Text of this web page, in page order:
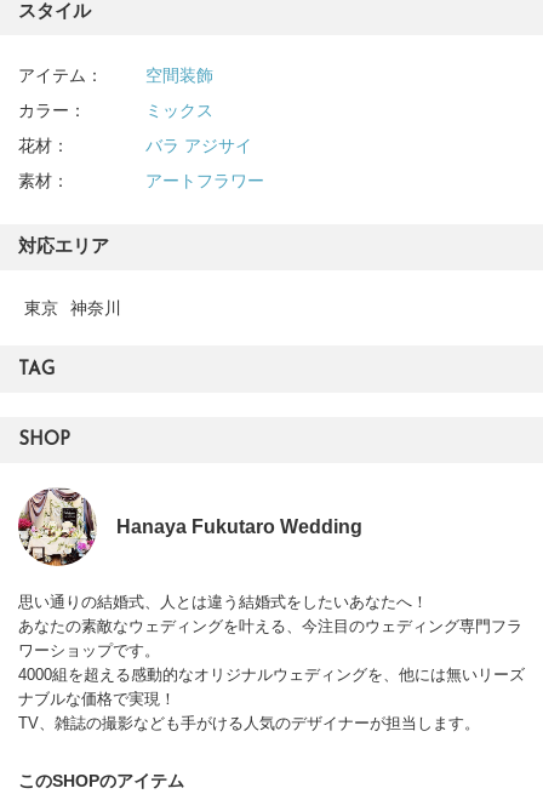
スタイル
アイテム：
空間装飾
カラー：
ミックス
花材：
バラ アジサイ
素材：
アートフラワー
対応エリア
東京 神奈川
TAG
SHOP
Hanaya Fukutaro Wedding
思い通りの結婚式、人とは違う結婚式をしたいあなたへ！
あなたの素敵なウェディングを叶える、今注目のウェディング専門フラ
ワーショップです。
4000組を超える感動的なオリジナルウェディングを、他には無いリーズ
ナブルな価格で実現！
TV、雑誌の撮影なども手がける人気のデザイナーが担当します。
このSHOPのアイテム